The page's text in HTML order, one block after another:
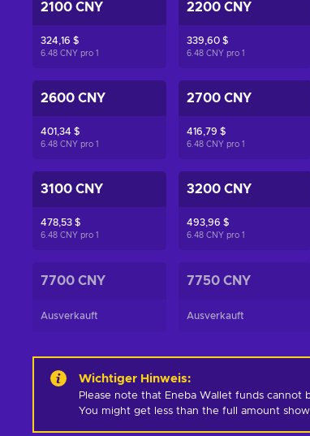
2100 CNY
324,16 $
6.48 CNY pro 1
2200 CNY
339,60 $
6.48 CNY pro 1
2600 CNY
401,34 $
6.48 CNY pro 1
2700 CNY
416,79 $
6.48 CNY pro 1
3100 CNY
478,53 $
6.48 CNY pro 1
3200 CNY
493,96 $
6.48 CNY pro 1
7700 CNY
Ausverkauft
7750 CNY
Ausverkauft
Wichtiger Hinweis:
Please note that Eneba Wallet funds
You might get less than the full amount